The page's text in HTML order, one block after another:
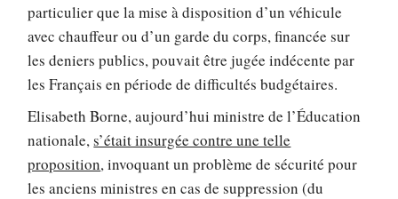
particulier que la mise à disposition d’un véhicule
avec chauffeur ou d’un garde du corps, financée sur
les deniers publics, pouvait être jugée indécente par
les Français en période de difficultés budgétaires.
Elisabeth Borne, aujourd’hui ministre de l’Éducation
nationale,s’était insurgée contre une telle
proposition, invoquant un problème de sécurité pour
les anciens ministres en cas de suppression (du